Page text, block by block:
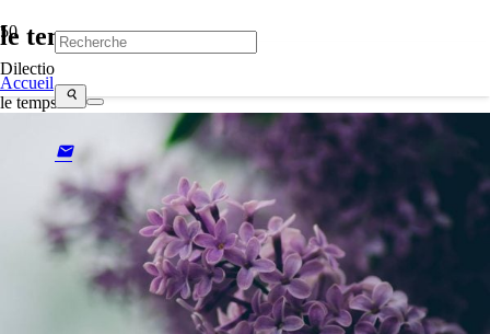
Dilectio
search
mail
le temps
Accueil
le temps